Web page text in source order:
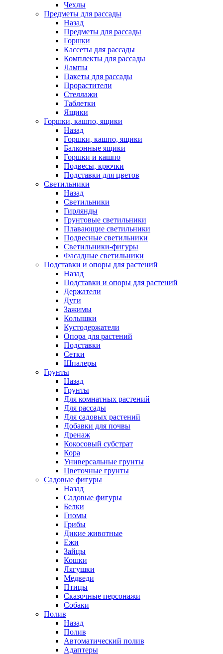
Чехлы
Предметы для рассады
Назад
Предметы для рассады
Горшки
Кассеты для рассады
Комплекты для рассады
Лампы
Пакеты для рассады
Прорастители
Стеллажи
Таблетки
Ящики
Горшки, кашпо, ящики
Назад
Горшки, кашпо, ящики
Балконные ящики
Горшки и кашпо
Подвесы, крючки
Подставки для цветов
Светильники
Назад
Светильники
Гирлянды
Грунтовые светильники
Плавающие светильники
Подвесные светильники
Светильники-фигуры
Фасадные светильники
Подставки и опоры для растений
Назад
Подставки и опоры для растений
Держатели
Дуги
Зажимы
Колышки
Кустодержатели
Опора для растений
Подставки
Сетки
Шпалеры
Грунты
Назад
Грунты
Для комнатных растений
Для рассады
Для садовых растений
Добавки для почвы
Дренаж
Кокосовый субстрат
Кора
Универсальные грунты
Цветочные грунты
Садовые фигуры
Назад
Садовые фигуры
Белки
Гномы
Грибы
Дикие животные
Ежи
Зайцы
Кошки
Лягушки
Медведи
Птицы
Сказочные персонажи
Собаки
Полив
Назад
Полив
Автоматический полив
Адаптеры